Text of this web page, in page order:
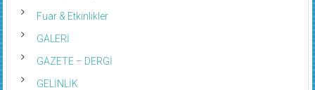
Fuar & Etkinlikler
GALERİ
GAZETE – DERGİ
GELİNLİK